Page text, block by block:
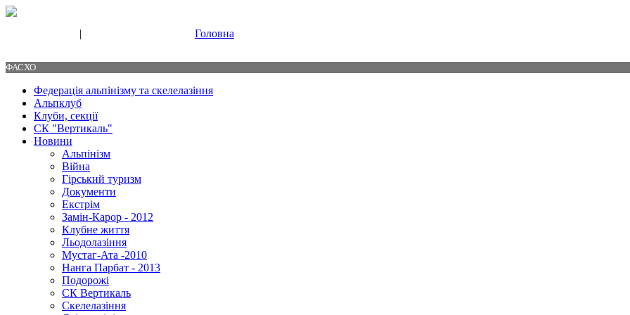
| Головна
ФАСХО
Федерація альпінізму та скелелазіння
Альпклуб
Клуби, секції
СК "Вертикаль"
Новини
Альпінізм
Війна
Гірський туризм
Документи
Екстрім
Замін-Карор - 2012
Клубне життя
Льодолазіння
Мустаг-Ата -2010
Нанга Парбат - 2013
Подорожі
СК Вертикаль
Скелелазіння